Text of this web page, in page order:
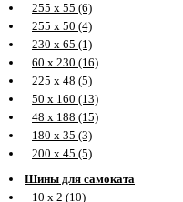
255 х 55 (6)
255 х 50 (4)
230 х 65 (1)
60 х 230 (16)
225 х 48 (5)
50 х 160 (13)
48 х 188 (15)
180 х 35 (3)
200 х 45 (5)
Шины для самоката
10 х 2 (10)